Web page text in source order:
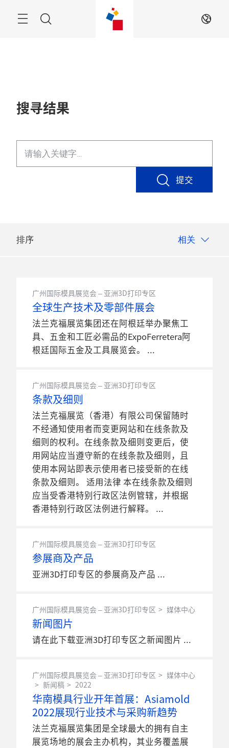
ZH
搜寻结果
提交
排序 相关
广州国际模具展览会 – 亚洲3D打印专区
全球生产技术及零部件展会
法兰克福展览集团还在阿根廷举办聚焦工
具、五金和工匠必需品的ExpoFerretera阿
根廷国际五金及工具展览会。
广州国际模具展览会 – 亚洲3D打印专区
条款及细则
法兰克福展览（香港）有限公司保留随时
不经通知使用者而变更网站和在线条款及
细则的权利。在线条款及细则变更后，使
用网站应当遵守新的在线条款及细则，且
使用本网站即表示使用者已接受新的在线
条款及细则。 适用法律 本在线条款及细则
应当受香港特别行政区法例管辖，并根据
香港特别行政区法例进行解释。
广州国际模具展览会 – 亚洲3D打印专区
参展商及产品
亚洲3D打印专区的参展商及产品
广州国际模具展览会 – 亚洲3D打印专区 媒体中心
新闻图片
请在此下载亚洲3D打印专区之新闻图片
广州国际模具展览会 – 亚洲3D打印专区
媒体中心
新闻稿
2022
华南模具行业开年首展：Asiamold
2022展现行业技术与采购新趋势
法兰克福展览集团是全球最大的拥有自主
展览场地的展会主办机构，其业务覆盖展